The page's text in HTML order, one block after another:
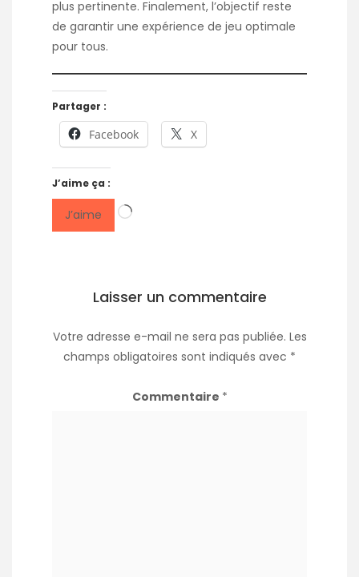
plus pertinente. Finalement, l’objectif reste
de garantir une expérience de jeu optimale
pour tous.
Partager :
Facebook X
J’aime ça :
J’aime Chargement…
Laisser un commentaire
Votre adresse e-mail ne sera pas publiée. Les
champs obligatoires sont indiqués avec *
Commentaire *